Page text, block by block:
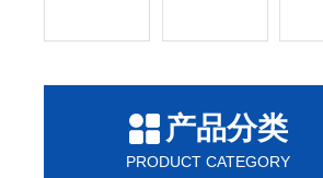
产品分类
PRODUCT CATEGORY